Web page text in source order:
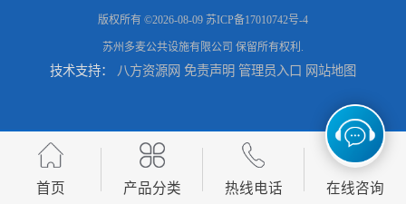
连云港垃圾收集房生产厂家 连云港分类垃圾房定做 连云港不锈钢垃圾屋制品厂 南通垃圾收集房生产厂家 南通小区值班岗亭定做 南通收费岗亭批发厂家
版权所有 ©2026-08-09 苏ICP备17010742号-4
苏州多麦公共设施有限公司 保留所有权利.
技术支持： 八方资源网 免责声明 管理员入口 网站地图
首页 产品分类 热线电话 在线咨询